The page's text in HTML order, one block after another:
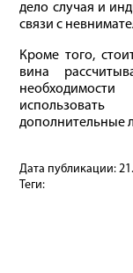
дело случая и
связи с
Кроме того,
вина
дополнительные
Дата публикации:
Теги: